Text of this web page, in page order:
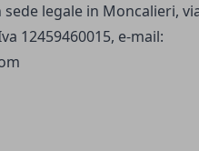
legale in Moncalieri,
12459460015, e-mail: